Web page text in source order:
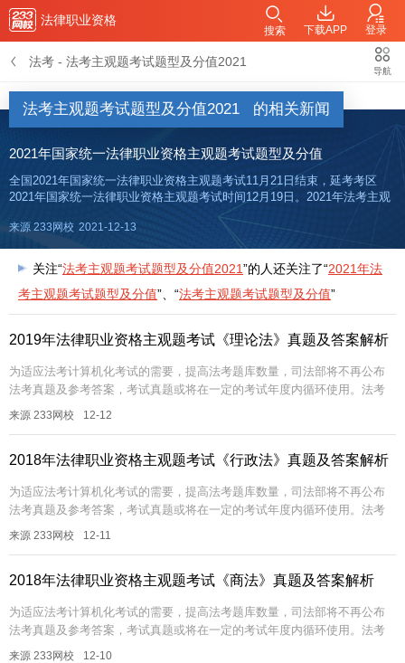
法律职业资格
下载APP 登录
搜索
法考 - 法考主观题考试题型及分值2021
导航
法考主观题考试题型及分值2021 的相关新闻
2021年国家统一法律职业资格主观题考试题型及分值
全国2021年国家统一法律职业资格主观题考试11月21日结束，延考考区
2021年国家统一法律职业资格主观题考试时间12月19日。2021年法考主观
题考试时间安排：9:00—13:00，考试时间240分钟。全国2021年国家统一
法律职业资格考试主观题考试真题答案
来源 233网校 2021-12-13
关注“法考主观题考试题型及分值2021”的人还关注了“2021年法
考主观题考试题型及分值”、“法考主观题考试题型及分值”
2019年法律职业资格主观题考试《理论法》真题及答案解析
为适应法考计算机化考试的需要，提高法考题库数量，司法部将不再公布
法考真题及参考答案，考试真题或将在一定的考试年度内循环使用。法考
真题非常具有参考价值，233网校帮大家汇总了历年法考回忆版真题及答案
来源 233网校 12-12
2018年法律职业资格主观题考试《行政法》真题及答案解析
为适应法考计算机化考试的需要，提高法考题库数量，司法部将不再公布
法考真题及参考答案，考试真题或将在一定的考试年度内循环使用。法考
真题非常具有参考价值，233网校帮大家汇总了历年法考回忆版真题及答案
来源 233网校 12-11
2018年法律职业资格主观题考试《商法》真题及答案解析
为适应法考计算机化考试的需要，提高法考题库数量，司法部将不再公布
法考真题及参考答案，考试真题或将在一定的考试年度内循环使用。法考
真题非常具有参考价值，233网校帮大家汇总了历年法考回忆版真题及答案
来源 233网校 12-10